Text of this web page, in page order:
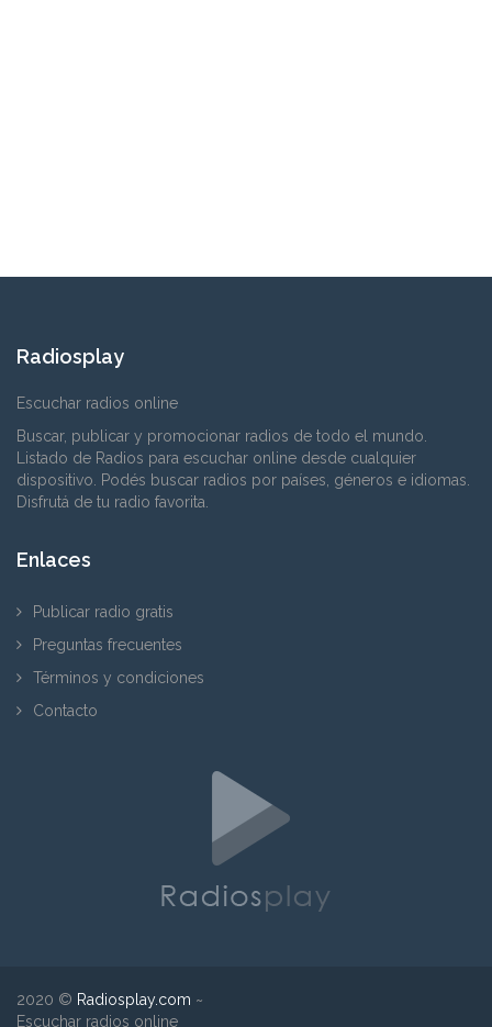
Radiosplay
Escuchar radios online
Buscar, publicar y promocionar radios de todo el mundo.
Listado de Radios para escuchar online desde cualquier
dispositivo. Podés buscar radios por países, géneros e idiomas.
Disfrutá de tu radio favorita.
Enlaces
Publicar radio gratis
Preguntas frecuentes
Términos y condiciones
Contacto
2020 © Radiosplay.com ~
Escuchar radios online